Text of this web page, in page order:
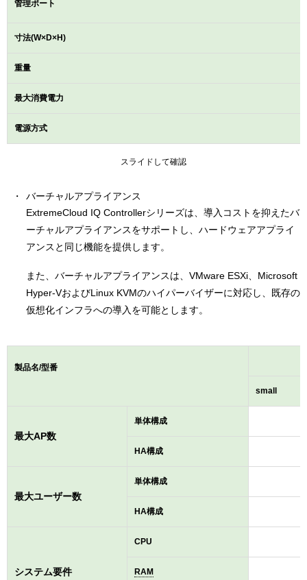
管理ポート
寸法(W×D×H)
重量
最大消費電力
電源方式
スライドして確認
バーチャルアプライアンス
ExtremeCloud IQ Controllerシリーズは、導入コストを抑えたバ
ーチャルアプライアンスをサポートし、ハードウェアアプライ
アンスと同じ機能を提供します。
また、バーチャルアプライアンスは、VMware ESXi、Microsoft
Hyper-VおよびLinux KVMのハイパーバイザーに対応し、既存の
仮想化インフラへの導入を可能とします。
製品名/型番
small
最大AP数
単体構成
HA構成
最大ユーザー数
単体構成
HA構成
システム要件
CPU
RAM